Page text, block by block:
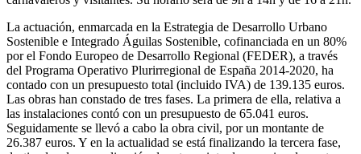
La actuación, enmarcada en la Estrategia de Desarrollo Urbano
Sostenible e Integrado Águilas Sostenible, cofinanciada en un 80%
por el Fondo Europeo de Desarrollo Regional (FEDER), a través
del Programa Operativo Plurirregional de España 2014-2020, ha
contado con un presupuesto total (incluido IVA) de 139.135 euros.
Las obras han constado de tres fases. La primera de ella, relativa a
las instalaciones contó con un presupuesto de 65.041 euros.
Seguidamente se llevó a cabo la obra civil, por un montante de
26.387 euros. Y en la actualidad se está finalizando la tercera fase,